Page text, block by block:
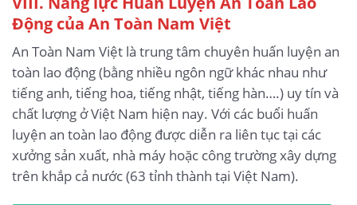
Động của An Toàn Nam Việt
An Toàn Nam Việt là trung tâm chuyên huấn luyện an
toàn lao động (bằng nhiều ngôn ngữ khác nhau như
tiếng anh, tiếng hoa, tiếng nhật, tiếng hàn….) uy tín và
chất lượng ở Việt Nam hiện nay. Với các buổi huấn
luyện an toàn lao động được diễn ra liên tục tại các
xưởng sản xuất, nhà máy hoặc công trường xây dựng
trên khắp cả nước (63 tỉnh thành tại Việt Nam).